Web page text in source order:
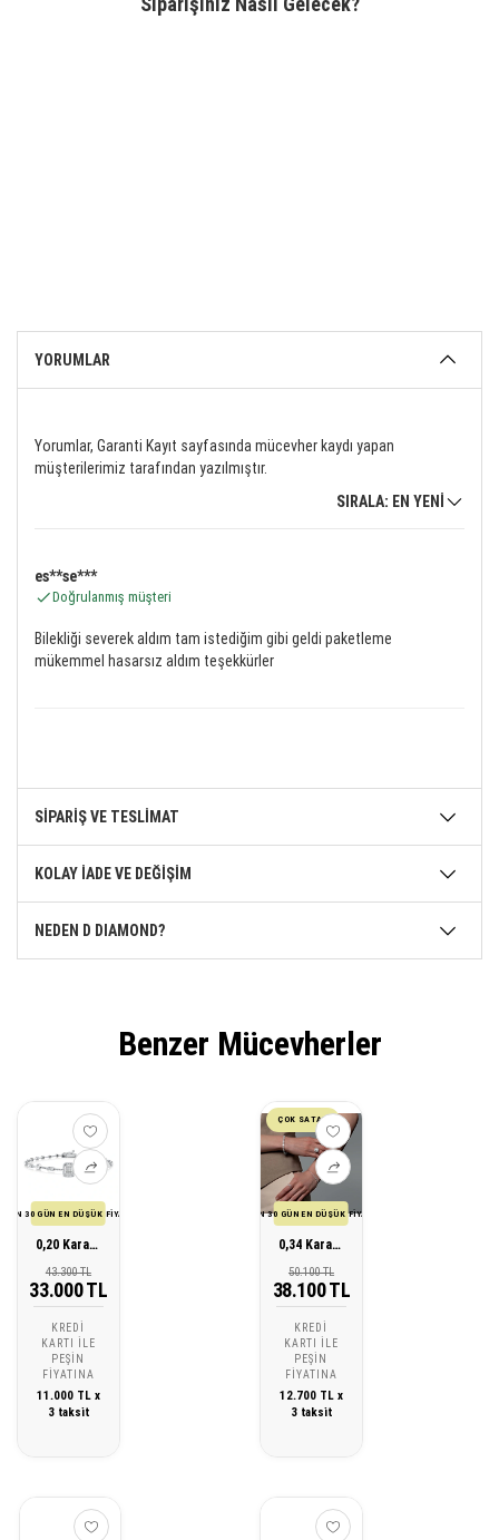
YORUMLAR
Yorumlar, Garanti Kayıt sayfasında mücevher kaydı yapan
müşterilerimiz tarafından yazılmıştır.
SIRALA: EN YENİ
es**se***
Doğrulanmış müşteri
Bilekliği severek aldım tam istediğim gibi geldi paketleme
mükemmel hasarsız aldım teşekkürler
SİPARİŞ VE TESLİMAT
KOLAY İADE VE DEĞİŞİM
NEDEN D DIAMOND?
Benzer Mücevherler
SON 30 GÜN EN DÜŞÜK FİYATI
0,20 Karat Pırlanta Baget Bileklik
43.300 TL
33.000 TL
KREDI
KARTI ILE
PEŞIN
FIYATINA
11.000 TL x
3 taksit
ÇOK SATAN
SON 30 GÜN EN DÜŞÜK FİYATI
0,34 Karat Pırlanta Baget Bileklik
50.100 TL
38.100 TL
KREDI
KARTI ILE
PEŞIN
FIYATINA
12.700 TL x
3 taksit